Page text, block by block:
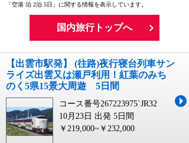
「空港 泊 2泊 5日」に関する情報を表示しています。
国内旅行トップへ
【出雲市駅発】 (往路)夜行寝台列車サン
ライズ出雲又は瀬戸利用！紅葉のみち
のく5県15景大周遊 5日間
コース番号267223975`JR32
10月23日 出発 5日間
￥219,000~￥232,000